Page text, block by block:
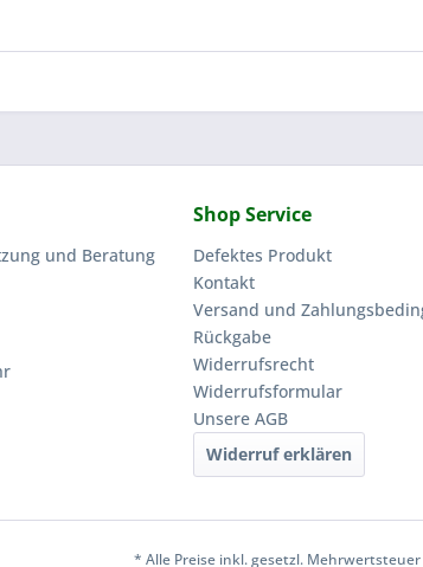
und Beratung
Shop Service
Defektes Produkt
Kontakt
Versand und
Rückgabe
Widerrufsrecht
Widerrufsformular
Unsere AGB
Widerruf erklären
* Alle Preise inkl. gesetzl. Mehrwertsteuer